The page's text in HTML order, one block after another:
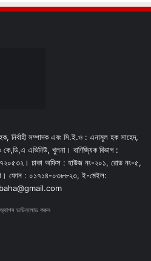
সম্পাদক এবং সি.ই.ও : এনামুল হক সাহেদ,
কে,ডি,এ এভিনিউ, খুলনা। বাণিজ্যিক বিভাগ :
ঢাকা অফিস : হাউজ নং-২০১, রোড নং-৫,
ফোন : ০১৭১৪-০৩৮৮২৩, ই-মেইল:
ডাউনলোড করুন